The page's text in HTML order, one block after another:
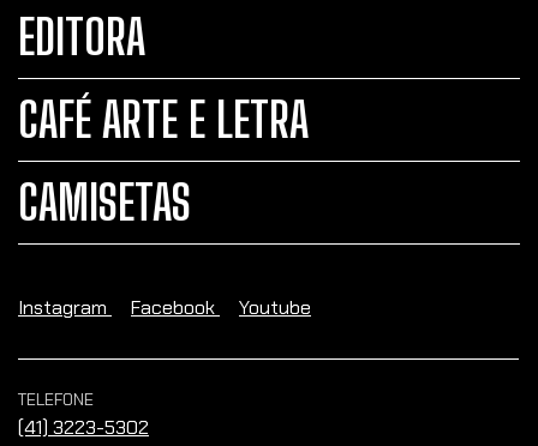
EDITORA
CAFÉ ARTE E LETRA
CAMISETAS
Instagram Facebook Youtube
TELEFONE
(41) 3223-5302